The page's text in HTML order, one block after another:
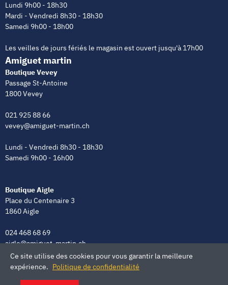
Lundi 9h00 - 18h30
Mardi - Vendredi 8h30 - 18h30
Samedi 9h00 - 18h00
Les veilles de jours fériés le magasin est ouvert jusqu'à 17h00
Amiguet martin
Boutique Vevey
Passage St-Antoine
1800 Vevey
021 925 88 66
vevey@amiguet-martin.ch
Lundi - Vendredi 8h30 - 18h30
Samedi 9h00 - 16h00
Boutique Aigle
Place du Centenaire 3
1860 Aigle
024 468 68 69
aigle@amiguet-martin.ch
Lundi - Vendredi 8h00 - 12h00 | 13h30 - 18h30
Ce site utilise des cookies pour vous garantir la meilleure
expérience. Politique de confidentialité